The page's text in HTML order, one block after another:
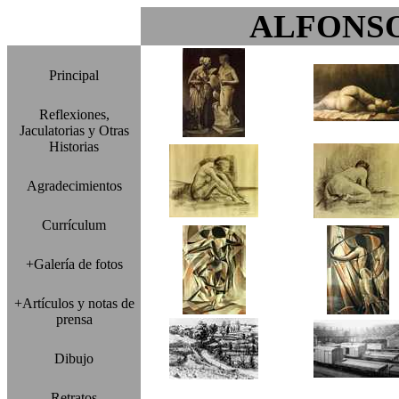
Principal
Reflexiones,
Jaculatorias y Otras
Historias
Agradecimientos
Currículum
+Galería de fotos
+Artículos y notas de
prensa
Dibujo